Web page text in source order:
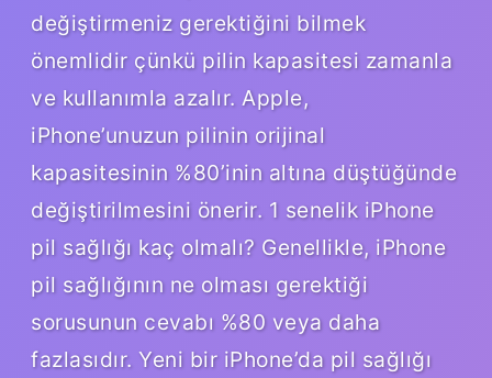
değiştirmeniz gerektiğini bilmek
önemlidir çünkü pilin kapasitesi zamanla
ve kullanımla azalır. Apple,
iPhone’unuzun pilinin orijinal
kapasitesinin %80’inin altına düştüğünde
değiştirilmesini önerir. 1 senelik iPhone
pil sağlığı kaç olmalı? Genellikle, iPhone
pil sağlığının ne olması gerektiği
sorusunun cevabı %80 veya daha
fazlasıdır. Yeni bir iPhone’da pil sağlığı